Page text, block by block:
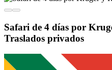
Safari de 4 días por
Traslados privados